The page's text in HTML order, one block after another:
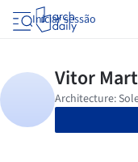
Iniciar sessão